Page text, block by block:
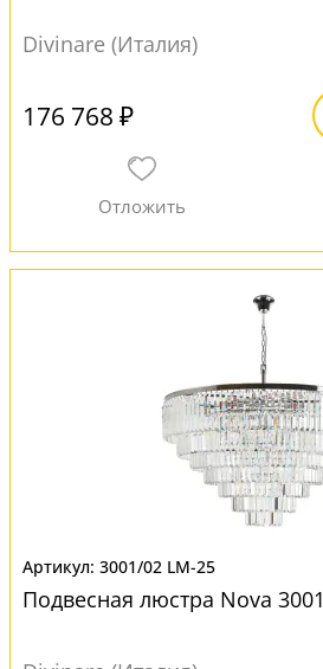
Divinare (Италия)
176 768 ₽
3001/02 LM-25
Подвесная люстра Nova